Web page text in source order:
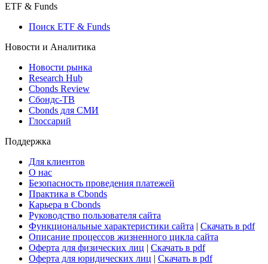
ETF & Funds
Поиск ETF & Funds
Новости и Аналитика
Новости рынка
Research Hub
Cbonds Review
Сбондс-ТВ
Cbonds для СМИ
Глоссарий
Поддержка
Для клиентов
О нас
Безопасность проведения платежей
Практика в Cbonds
Карьера в Cbonds
Руководство пользователя сайта
Функциональные характеристики сайта | Скачать в pdf
Описание процессов жизненного цикла сайта
Оферта для физических лиц | Скачать в pdf
Оферта для юридических лиц | Скачать в pdf